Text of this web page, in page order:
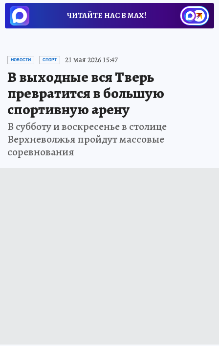
ЧИТАЙТЕ НАС В МАХ!
НОВОСТИ СПОРТ 21 мая 2026 15:47
В выходные вся Тверь
превратится в большую
спортивную арену
В субботу и воскресенье в столице
Верхневолжья пройдут массовые
соревнования